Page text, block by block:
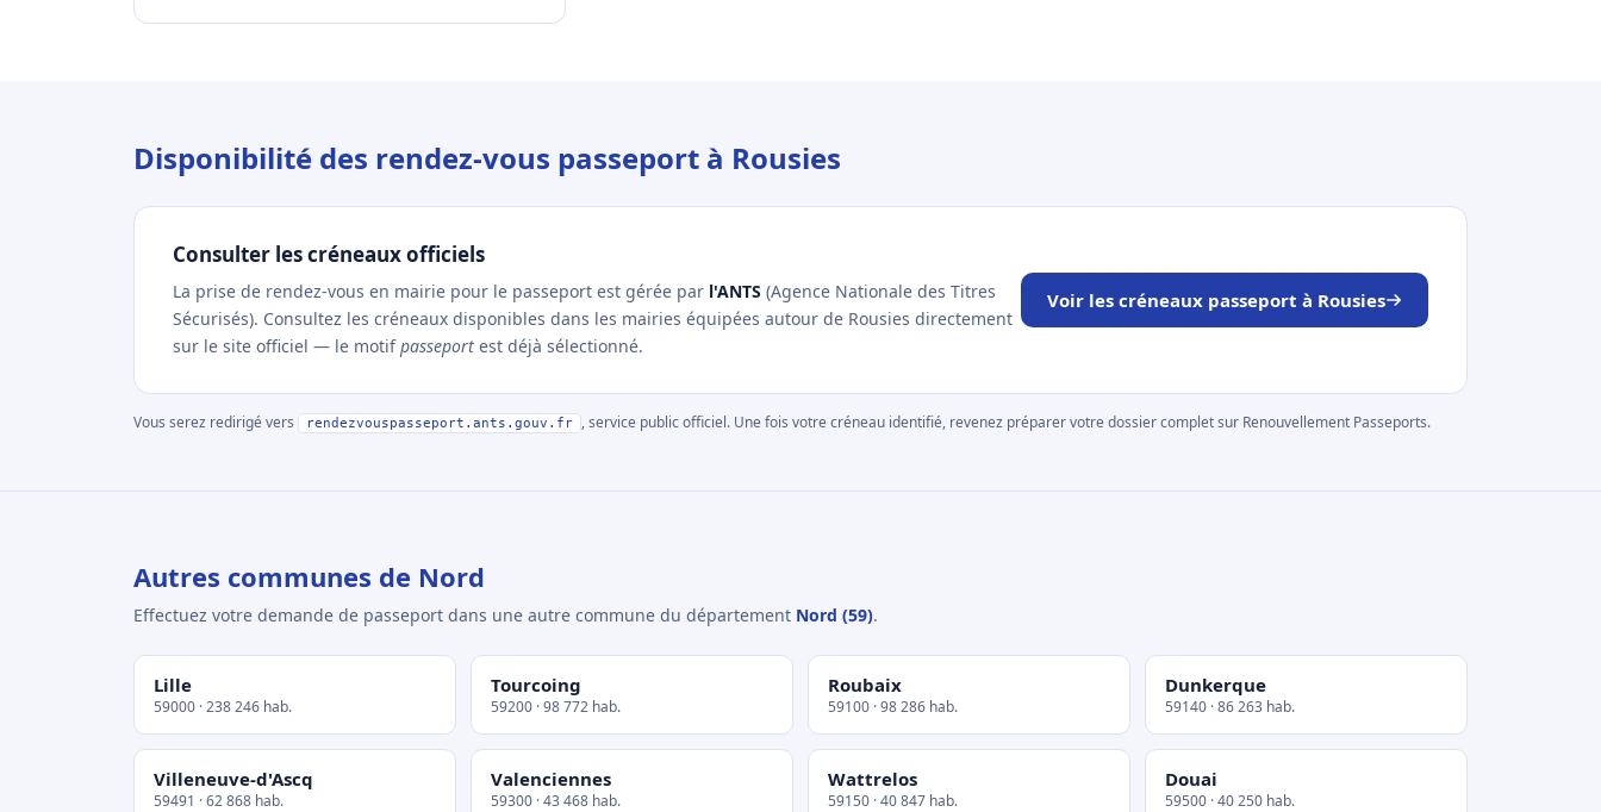
Disponibilité des rendez-vous passeport à Rousies
Consulter les créneaux officiels
La prise de rendez-vous en mairie pour le passeport est gérée par l'ANTS (Agence Nationale des Titres
Sécurisés). Consultez les créneaux disponibles dans les mairies équipées autour de Rousies directement
sur le site officiel — le motifpasseport est déjà sélectionné.
Voir les créneaux passeport à Rousies
Vous serez redirigé vers rendezvouspasseport.ants.gouv.fr , service public officiel. Une fois votre créneau identifié, revenez préparer votre dossier complet sur Renouvellement Passeports.
Autres communes de Nord
Effectuez votre demande de passeport dans une autre commune du département Nord (59).
Lille
59000 · 238 246 hab.
Tourcoing
59200 · 98 772 hab.
Roubaix
59100 · 98 286 hab.
Dunkerque
59140 · 86 263 hab.
Villeneuve-d'Ascq
59491 · 62 868 hab.
Valenciennes
59300 · 43 468 hab.
Wattrelos
59150 · 40 847 hab.
Douai
59500 · 40 250 hab.